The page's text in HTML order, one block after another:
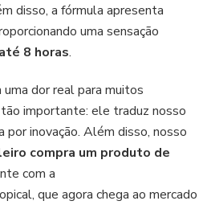
disso, a fórmula apresenta
uma sensação
8 horas.
dor real para muitos
importante: ele traduz nosso
inovação. Além disso, nosso
compra um produto de
com a
que agora chega ao mercado